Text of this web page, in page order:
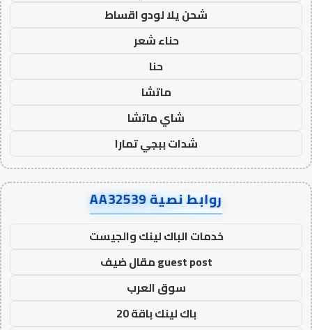
شحن يلا لودو اقساط
حناء شعر
حنا
ماتشا
شاي ماتشا
شدات ببجي تمارا
روابط نصية AA32539
خدمات الباك لينك والجيست
guest post مقال ضيف
سوق العرب
باك لينك باقة 20